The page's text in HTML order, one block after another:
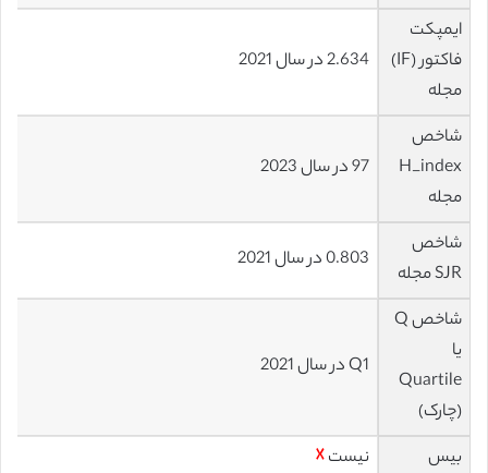
ایمپکت
فاکتور (IF)
مجله
2.634 در سال 2021
شاخص
H_index
مجله
97 در سال 2023
شاخص
SJR مجله
0.803 در سال 2021
شاخص Q
یا
Quartile
(چارک)
Q1 در سال 2021
بیس نیست☓